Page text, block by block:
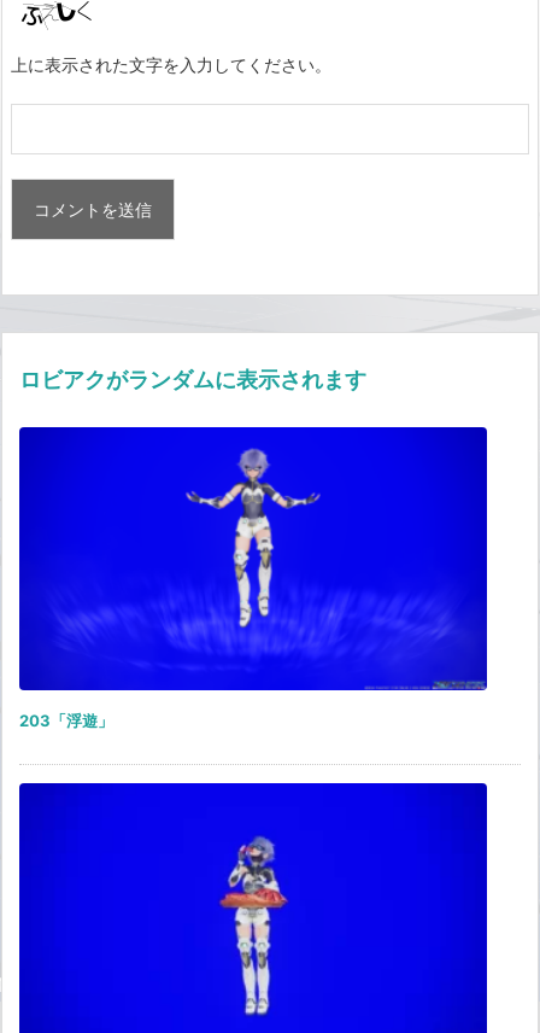
上に表示された文字を入力してください。
ロビアクがランダムに表示されます
203「浮遊」